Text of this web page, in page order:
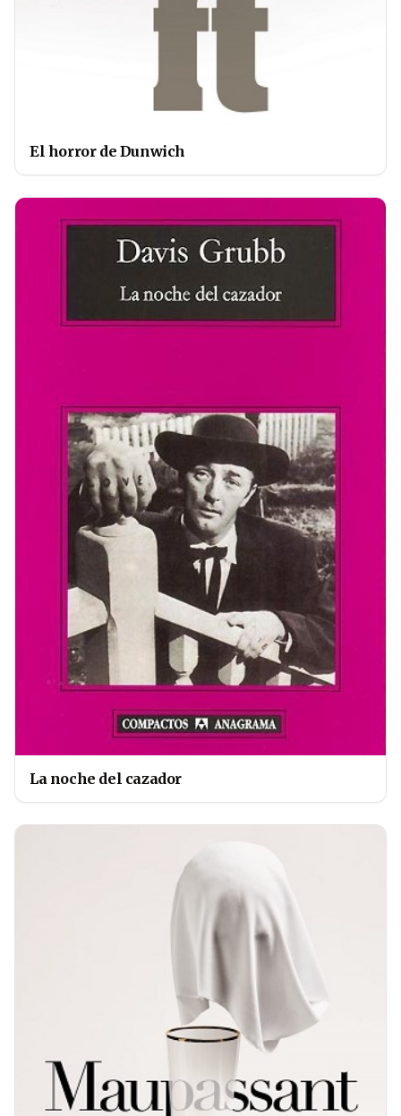
El horror de Dunwich
La noche del cazador